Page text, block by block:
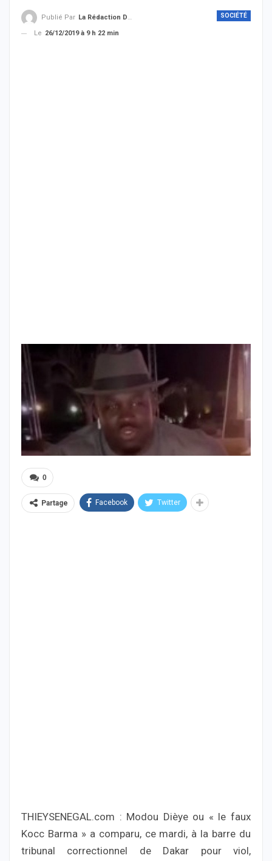
SOCIÉTÉ
Publié Par La Rédaction De THIEYSENEGAL.com
Le 26/12/2019 à 9 h 22 min
0
Partage Facebook Twitter
THIEYSENEGAL.com : Modou Dièye ou « le faux
Kocc Barma » a comparu, ce mardi, à la barre du
tribunal correctionnel de Dakar pour viol,